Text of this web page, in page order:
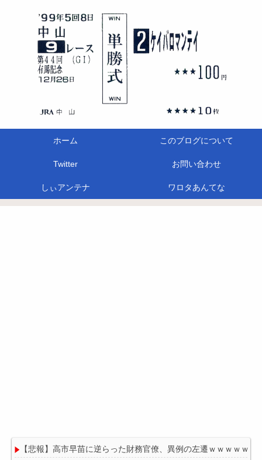
ホーム このブログについて
Twitter お問い合わせ
しぃアンテナ ワロタあんてな
【悲報】高市早苗に逆らった財務官僚、異例の左遷ｗｗｗｗｗｗ